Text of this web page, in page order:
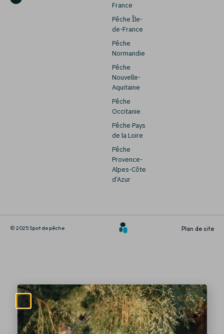
France
Pêche Île-
de-France
Pêche
Normandie
Pêche
Nouvelle-
Aquitaine
Pêche
Occitanie
Pêche Pays
de la Loire
Pêche
Provence-
Alpes-Côte
d’Azur
© 2025 Spot de pêche Plan de site